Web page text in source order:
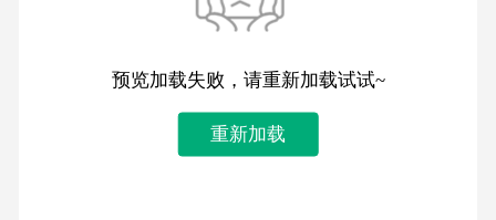
预览加载失败，请重新加载试试~
重新加载